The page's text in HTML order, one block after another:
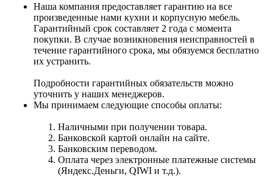
Наша компания предоставляет гарантию на все
произведенные нами кухни и корпусную мебель.
Гарантийный срок составляет 2 года с момента
покупки. В случае возникновения неисправностей в
течение гарантийного срока, мы обязуемся бесплатно
их устранить.
Подробности гарантийных обязательств можно
уточнить у наших менеджеров.
Мы принимаем следующие способы оплаты:
Наличными при получении товара.
Банковской картой онлайн на сайте.
Банковским переводом.
Оплата через электронные платежные системы
(Яндекс.Деньги, QIWI и т.д.).